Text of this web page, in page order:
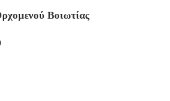
Βοιωτίας